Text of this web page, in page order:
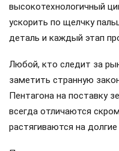
высокотехнологичный
ускорить по щелчку
деталь и каждый этап
Любой, кто следит за
заметить странную
Пентагона на поставку
всегда отличаются
растягиваются на